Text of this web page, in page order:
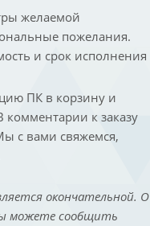
желаемой
пожелания.
и срок исполнения
ПК в корзину и
комментарии к заказу
с вами свяжемся,
окончательной. О
можете сообщить